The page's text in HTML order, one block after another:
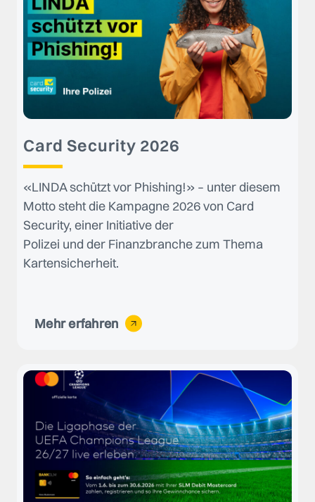
Card Security 2026
«LINDA schützt vor Phishing!» – unter diesem
Motto steht die Kampagne 2026 von Card
Security, einer Initiative der
Polizei und der Finanzbranche zum Thema
Kartensicherheit.
Mehr erfahren